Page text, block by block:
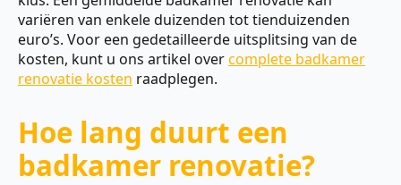
variëren van enkele duizenden tot tienduizenden
euro’s. Voor een gedetailleerde uitsplitsing van de
kosten, kunt u ons artikel overcomplete badkamer
renovatie kosten raadplegen.
Hoe lang duurt een
badkamer renovatie?